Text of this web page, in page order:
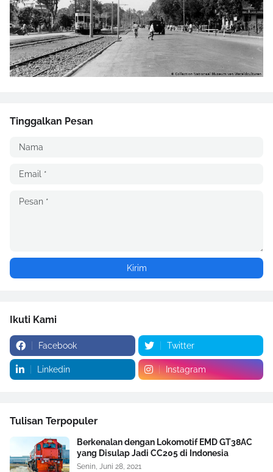
Tinggalkan Pesan
Ikuti Kami
Facebook Twitter
Linkedin Instagram
Tulisan Terpopuler
Berkenalan dengan Lokomotif EMD GT38AC
yang Disulap Jadi CC205 di Indonesia
Senin, Juni 28, 2021